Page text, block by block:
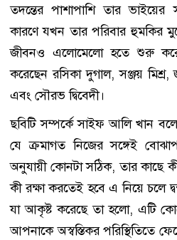
তদন্তের পাশাপাশি তার
কারণে যখন তার পরিবার হুমকির
জীবনও এলোমেলো হতে শুরু
করেছেন রসিকা দুগাল, সঞ্জয়
এবং সৌরভ দ্বিবেদী।
ছবিটি সম্পর্কে সাইফ আলি খান
যে ক্রমাগত নিজের সঙ্গেই
অনুযায়ী কোনটা সঠিক, তার কাছে
কী রক্ষা করতেই হবে এ নিয়ে চলে
যা আকৃষ্ট করেছে তা হলো, এটি
আপনাকে অস্বস্তিকর পরিস্থিতিতে